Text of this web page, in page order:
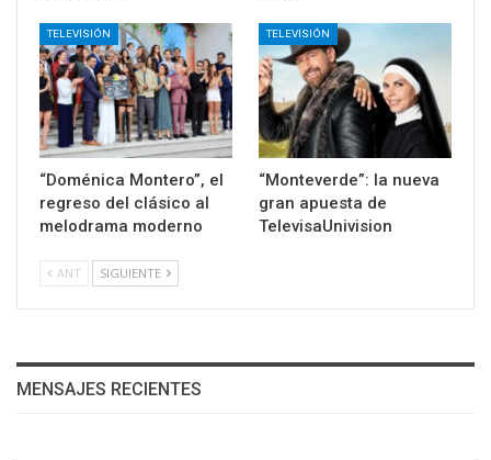
TELEVISIÓN
“Doménica Montero”, el
regreso del clásico al
melodrama moderno
TELEVISIÓN
“Monteverde”: la nueva
gran apuesta de
TelevisaUnivision
ANT SIGUIENTE
MENSAJES RECIENTES